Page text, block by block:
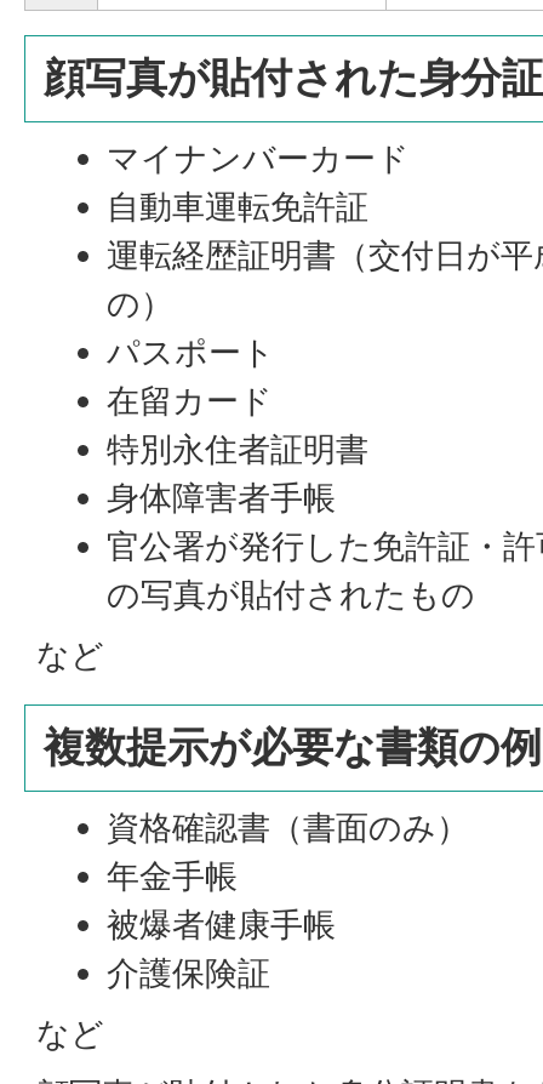
顔写真が貼付された身分
マイナンバーカード
自動車運転免許証
運転経歴証明書（交付日が
の）
パスポート
在留カード
特別永住者証明書
身体障害者手帳
官公署が発行した免許証・
の写真が貼付されたもの
など
複数提示が必要な書類の例
資格確認書（書面のみ）
年金手帳
被爆者健康手帳
介護保険証
など